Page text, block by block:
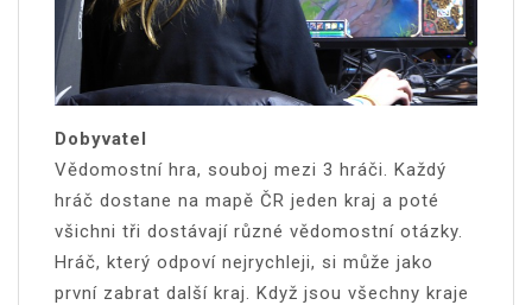
Dobyvatel
Vědomostní hra, souboj mezi 3 hráči. Každý
hráč dostane na mapě ČR jeden kraj a poté
všichni tři dostávají různé vědomostní otázky.
Hráč, který odpoví nejrychleji, si může jako
první zabrat další kraj. Když jsou všechny kraje